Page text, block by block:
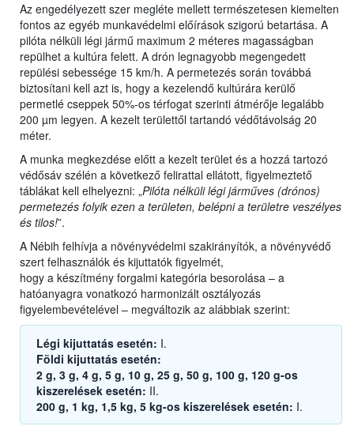
Az engedélyezett szer megléte mellett természetesen kiemelten
fontos az egyéb munkavédelmi előírások szigorú betartása. A
pilóta nélküli légi jármű maximum 2 méteres magasságban
repülhet a kultúra felett. A drón legnagyobb megengedett
repülési sebessége 15 km/h. A permetezés során továbbá
biztosítani kell azt is, hogy a kezelendő kultúrára kerülő
permetlé cseppek 50%-os térfogat szerinti átmérője legalább
200 µm legyen. A kezelt területtől tartandó védőtávolság 20
méter.
A munka megkezdése előtt a kezelt terület és a hozzá tartozó
védősáv szélén a következő felirattal ellátott, figyelmeztető
táblákat kell elhelyezni: „Pilóta nélküli légi járműves (drónos)
permetezés folyik ezen a területen, belépni a területre veszélyes
és tilos!”.
A Nébih felhívja a növényvédelmi szakirányítók, a növényvédő
szert felhasználók és kijuttatók figyelmét,
hogy a készítmény forgalmi kategória besorolása – a
hatóanyagra vonatkozó harmonizált osztályozás
figyelembevételével – megváltozik az alábbiak szerint:
Légi kijuttatás esetén: I.
Földi kijuttatás esetén:
2 g, 3 g, 4 g, 5 g, 10 g, 25 g, 50 g, 100 g, 120 g-os
kiszerelések esetén: II.
200 g, 1 kg, 1,5 kg, 5 kg-os kiszerelések esetén: I.